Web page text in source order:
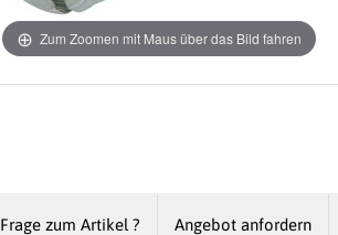
Zum Zoomen mit Maus über das Bild fahren
Frage zum Artikel ? Angebot anfordern